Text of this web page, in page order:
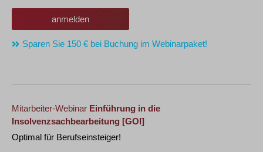
anmelden
Sparen Sie 150 € bei Buchung im Webinarpaket!
Mitarbeiter-Webinar Einführung in die
Insolvenzsachbearbeitung [GOI]
Optimal für Berufseinsteiger!